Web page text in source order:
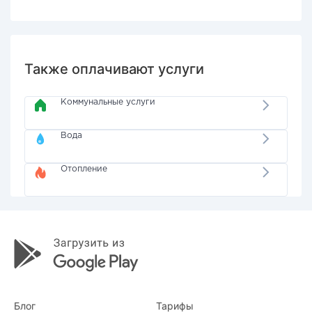
Также оплачивают услуги
Коммунальные услуги
Вода
Отопление
Блог Тарифы